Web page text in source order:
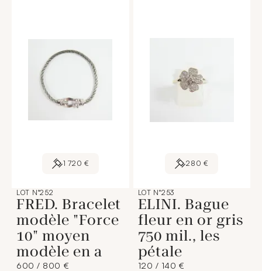
1 720 €
LOT N°252
FRED. Bracelet
modèle "Force
10" moyen
modèle en a
600 / 800 €
280 €
LOT N°253
ELINI. Bague
fleur en or gris
750 mil., les
pétale
120 / 140 €